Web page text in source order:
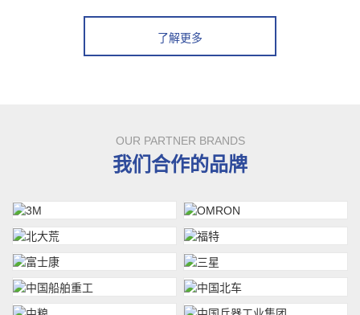
了解更多
OUR PARTNER BRANDS
我们合作的品牌